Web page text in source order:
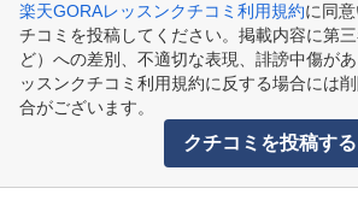
楽天GORAレッスンクチコミ利用規約に同
チコミを投稿してください。掲載内容に第
ど）への差別、不適切な表現、誹謗中傷が
ッスンクチコミ利用規約に反する場合には
合がございます。
クチコミを投稿する